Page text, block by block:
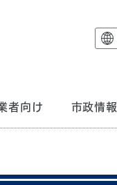
者向け 市政情報